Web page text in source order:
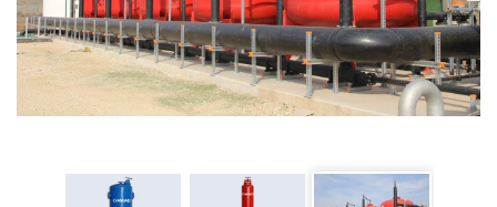
Spanish
Russia
France